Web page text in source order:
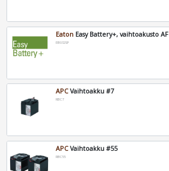
Eaton Easy Battery+, vaihtoakusto AF
EB032SP
APCVaihtoakku #7
RBC7
APCVaihtoakku #55
RBC55